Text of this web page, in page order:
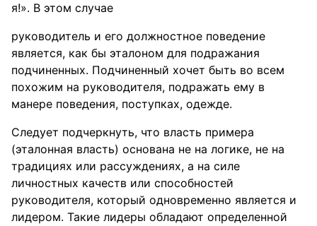
я!». В этом случае
руководитель и его должностное поведение
является, как бы эталоном для подражания
подчиненных. Подчиненный хочет быть во всем
похожим на руководителя, подражать ему в
манере поведения, поступках, одежде.
Следует подчеркнуть, что власть примера
(эталонная власть) основана не на логике, не на
традициях или рассуждениях, а на силе
личностных качеств или способностей
руководителя, который одновременно является и
лидером. Такие лидеры обладают определенной